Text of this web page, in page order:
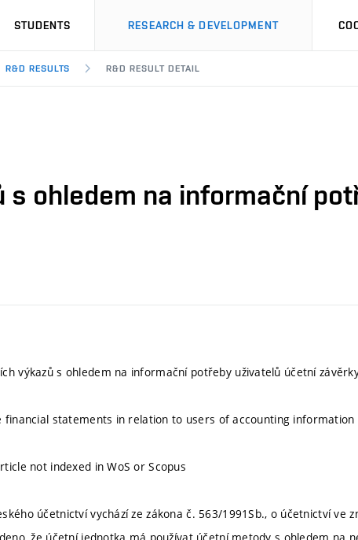
STUDENTS RESEARCH & DEVELOPMENT
R&D RESULTS R&D RESULT DETAIL
s ohledem na informační
výkazů s ohledem na informační potřeby uživatelů účetní
financial statements in relation to users of accounting
not indexed in WoS or Scopus
účetnictví vychází ze zákona č. 563/1991Sb., o účetnictví ve